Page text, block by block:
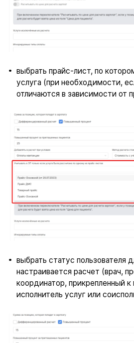
выбрать прайс-лист, по
услуга (при необходимости,
отличаются в зависимости от
выбрать статус пользователя
настраивается расчет (врач,
координатор, прикрепленный к
исполнитель услуг или